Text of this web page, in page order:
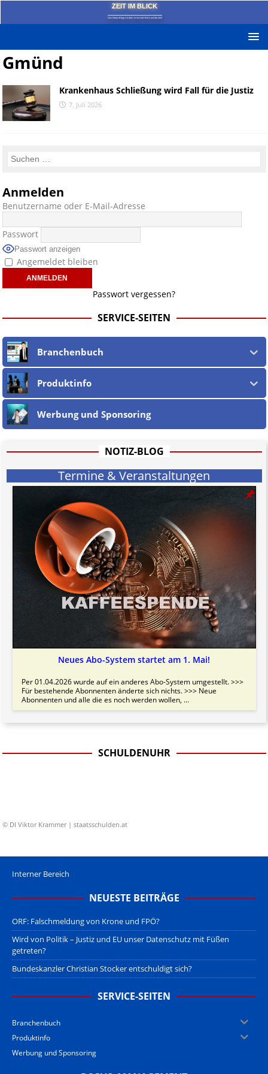
ZEIT IM BLICK
Das News-Blog mit dem kritischen Blick auf die Zeit!
Gmünd
Krankenhaus Schließung wird Fall für die Justiz
7. Juli 2026
Anmelden
Benutzername oder E-Mail-Adresse
Passwort
Passwort anzeigen
Angemeldet bleiben
Passwort vergessen?
SERVICE-SEITEN
Branchenbuch
Produktinfo
Werbung und Sponsoring
NOTIZ-BLOG
Termine & Veranstaltungen
Neues Abo-System startet am 1. Mai!
Per 01.04.2026 wurde auf ein anderes Abo-System umgestellt. >>>
Für bestehende Abonnenten änderte sich nichts. >>> Neue
Abonnenten und alle die es noch werden wollen, ...
SCHULDENUHR
© DI Viktor Krammer | staatsschulden.at
Interner Bereich
NEUESTE BEITRÄGE
ORF: Falschmeldung von Krone und FPÖ?
Wird von Politik – Justiz und EU unser Datenschutz mit Füßen
getreten?
Bundeskanzler Christian Stocker entschuldigt sich?
SERVICE-SEITEN
Branchenbuch
Produktinfo
Werbung und Sponsoring